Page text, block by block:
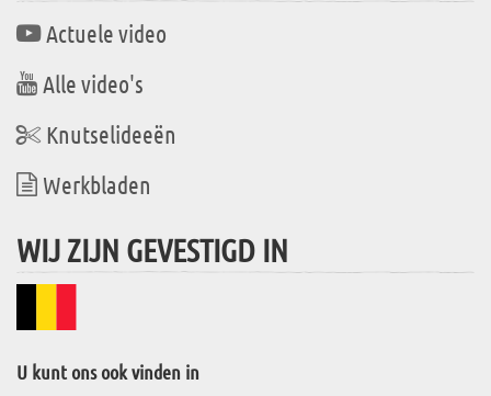
Actuele video
Alle video's
Knutselideeën
Werkbladen
WIJ ZIJN GEVESTIGD IN
U kunt ons ook vinden in